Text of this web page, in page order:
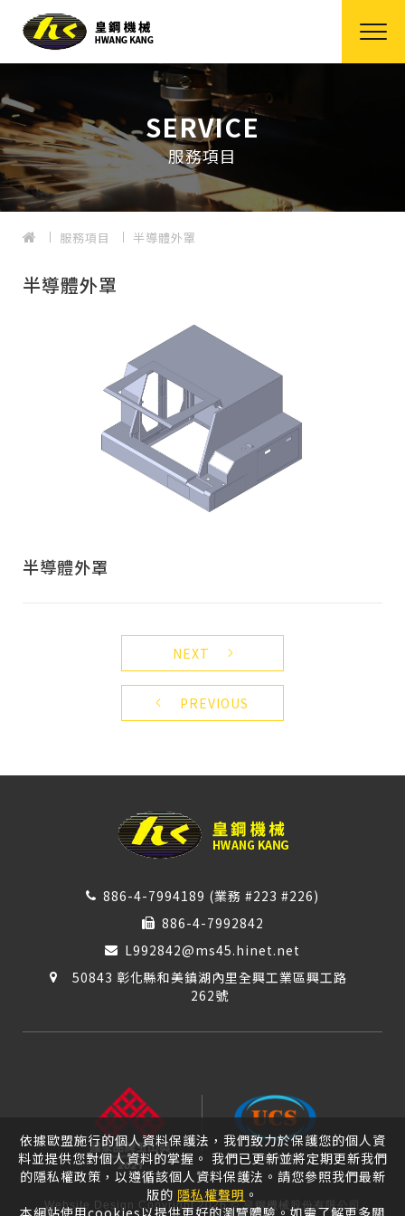
SERVICE
服務項目
服務項目 半導體外罩
半導體外罩
半導體外罩
PREVIOUS
NEXT
886-4-7994189 (業務 #223 #226)
886-4-7992842
L992842@ms45.hinet.net
50843 彰化縣和美鎮湖內里全興工業區興工路
262號
Website Design Copyright 2026 © 皇鋼機械股份有限公司
依據歐盟施行的個人資料保護法，我們致力於保護您的個人資
料並提供您對個人資料的掌握。 我們已更新並將定期更新我們
的隱私權政策，以遵循該個人資料保護法。請您參照我們最新
版的 隱私權聲明 。
本網站使用cookies以提供更好的瀏覽體驗。如需了解更多關